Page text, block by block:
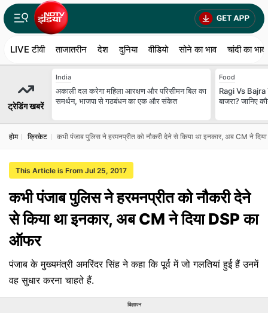
LIVE टीवी ताजातरीन देश दुनिया वीडियो सोने का भाव चांदी का भाव
ट्रेडिंग खबरें
India
अकाली दल करेगा महिला आरक्षण और परिसीमन बिल का
समर्थन, भाजपा से गठबंधन का एक और संकेत
Food
Ragi Vs Bajra
बाजरा? जानिए
होम क्रिकेट कभी पंजाब पुलिस ने हरमनप्रीत को नौकरी देने से किया था इनकार, अब CM ने
This Article is From Jul 25, 2017
कभी पंजाब पुलिस ने हरमनप्रीत को नौकरी देने
से किया था इनकार, अब CM ने दिया DSP का
ऑफर
पंजाब के मुख्यमंत्री अमरिंदर सिंह ने कहा कि पूर्व में जो गलतियां हुई हैं उनमें
वह सुधार करना चाहते हैं.
विज्ञापन